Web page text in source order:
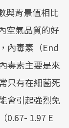
與背景值相比
空氣品質的好
內毒素（End
毒素主要是來
只有在細菌死
會引起強烈免
0.67- 1.97 E